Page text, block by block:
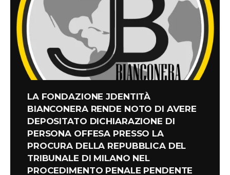
LA FONDAZIONE JDENTITÀ
BIANCONERA RENDE NOTO DI AVERE
DEPOSITATO DICHIARAZIONE DI
PERSONA OFFESA PRESSO LA
PROCURA DELLA REPUBBLICA DEL
TRIBUNALE DI MILANO NEL
PROCEDIMENTO PENALE PENDENTE